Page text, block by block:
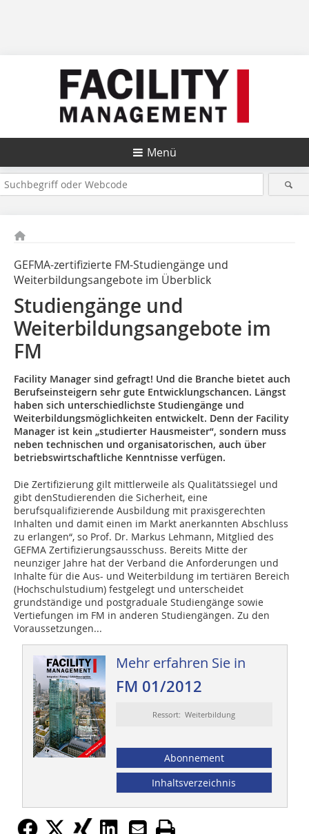
Menü
GEFMA-zertifizierte FM-Studiengänge und
Weiterbildungsangebote im Überblick
Studiengänge und
Weiterbildungsangebote im
FM
Facility Manager sind gefragt! Und die Branche bietet auch
Berufseinsteigern sehr gute Entwicklungschancen. Längst
haben sich unterschiedlichste Studiengänge und
Weiterbildungsmöglichkeiten entwickelt. Denn der Facility
Manager ist kein „studierter Hausmeister“, sondern muss
neben technischen und organisatorischen, auch über
betriebswirtschaftliche Kenntnisse verfügen.
Die Zertifizierung gilt mittlerweile als Qualitätssiegel und
gibt denStudierenden die Sicherheit, eine
berufsqualifizierende Ausbildung mit praxisgerechten
Inhalten und damit einen im Markt anerkannten Abschluss
zu erlangen“, so Prof. Dr. Markus Lehmann, Mitglied des
GEFMA Zertifizierungsausschuss. Bereits Mitte der
neunziger Jahre hat der Verband die Anforderungen und
Inhalte für die Aus- und Weiterbildung im tertiären Bereich
(Hochschulstudium) festgelegt und unterscheidet
grundständige und postgraduale Studiengänge sowie
Vertiefungen im FM in anderen Studiengängen. Zu den
Voraussetzungen...
Mehr erfahren Sie in
FM 01/2012
Ressort: Weiterbildung
Abonnement
Inhaltsverzeichnis